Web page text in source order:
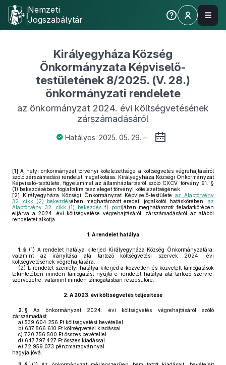
Nemzeti
Jogszabálytár
Királyegyháza Község
Önkormányzata Képviselő-
testületének 8/2025. (V. 28.)
önkormányzati rendelete
az önkormányzat 2024. évi költségvetésének
zárszámadásáról
Hatályos: 2025. 05. 29. –
[1] A helyi önkormányzat törvényi kötelezettsége a költségvetés végrehajtásáról
szóló zárszámadási rendelet megalkotása. Királyegyháza Községi Önkormányzat
Képviselő-testülete, figyelemmel az államháztartásról szóló CXCV. törvény 91. §
(1) bekezdésében foglaltakra tesz eleget törvényi kötelezettségének.
[2] Királyegyháza Községi Önkormányzat Képviselő-testülete az Alaptörvény
32. cikk (2) bekezdésében meghatározott eredeti jogalkotói hatáskörében, az
Alaptörvény 32. cikk (1) bekezdés f) pontjában meghatározott feladatkörében
eljárva a 2024. évi költségvetése végrehajtásáról, zárszámadásáról az alábbi
rendeletet alkotja:
1. A rendelet hatálya
1. § (1) A rendelet hatálya kiterjed Királyegyháza Község Önkormányzatára,
valamint az irányítása alá tartozó költségvetési szervek 2024. évi
költségvetésének végrehajtására.
(2) E rendelet személyi hatálya kiterjed a közvetlen és közvetett támogatások
tekintetében minden támogatást nyújtó e rendelet hatálya alá tartozó szervre,
szervezetre, valamint minden támogatásban részesülőre.
2. A 2023. évi költségvetés teljesítése
2. § Az önkormányzat 2024. évi költségvetés végrehajtásáról szóló
zárszámadást
a) 539.604.256 Ft költségvetési bevétellel
b) 637.866.610 Ft költségvetési kiadással
c) 720.756.500 Ft összes bevétellel
d) 647.797.427 Ft összes kiadással
e) 72.959.073 pénzmaradvánnyal
hagyja jóvá.